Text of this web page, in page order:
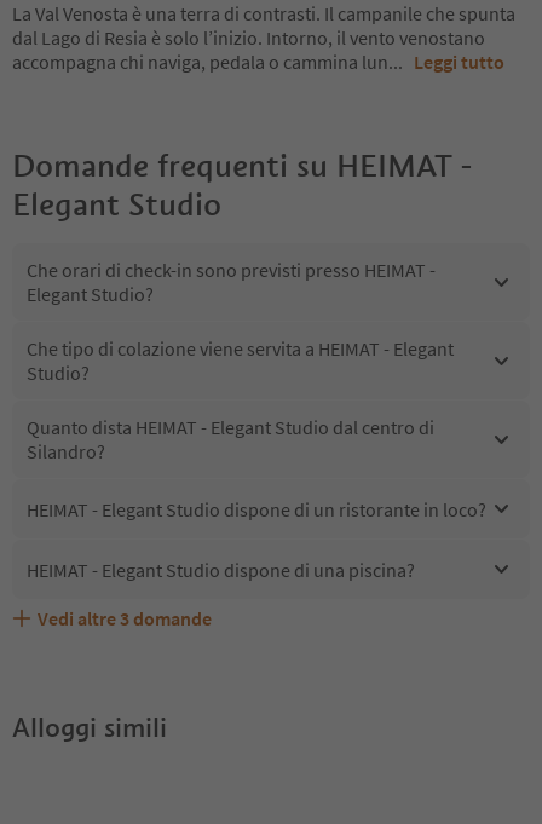
La Val Venosta è una terra di contrasti. Il campanile che spunta
dal Lago di Resia è solo l’inizio. Intorno, il vento venostano
accompagna chi naviga, pedala o cammina lun... Leggi tutto
Domande frequenti su HEIMAT -
Elegant Studio
Che orari di check-in sono previsti presso HEIMAT -
Elegant Studio?
Che tipo di colazione viene servita a HEIMAT - Elegant
Studio?
Quanto dista HEIMAT - Elegant Studio dal centro di
Silandro?
HEIMAT - Elegant Studio dispone di un ristorante in loco?
HEIMAT - Elegant Studio dispone di una piscina?
HEIMAT - Elegant Studio accetta animali domestici?
Quali servizi/attività sono disponibili presso HEIMAT -
Gli ospiti di HEIMAT - Elegant Studio ricevono l'Alto Adige
Vedi altre 3 domande
Alloggi simili